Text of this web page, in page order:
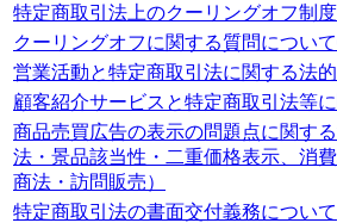
特定商取引法上のクーリングオフ制
クーリングオフに関する質問につい
営業活動と特定商取引法に関する法
顧客紹介サービスと特定商取引法等
商品売買広告の表示の問題点に関す
法・景品該当性・二重価格表示、消
商法・訪問販売）
特定商取引法の書面交付義務について